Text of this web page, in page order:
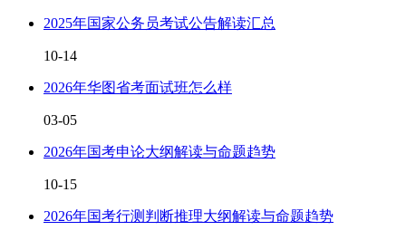
2025年国家公务员考试公告解读汇总
10-14
2026年华图省考面试班怎么样
03-05
2026年国考申论大纲解读与命题趋势
10-15
2026年国考行测判断推理大纲解读与命题趋势